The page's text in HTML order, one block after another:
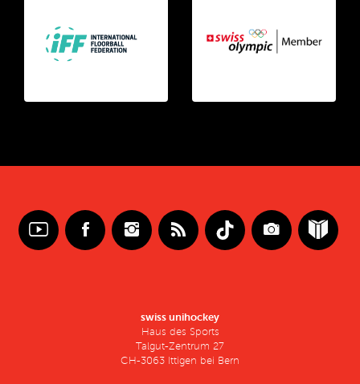
swiss unihockey
Haus des Sports
Talgut-Zentrum 27
CH-3063 Ittigen bei Bern